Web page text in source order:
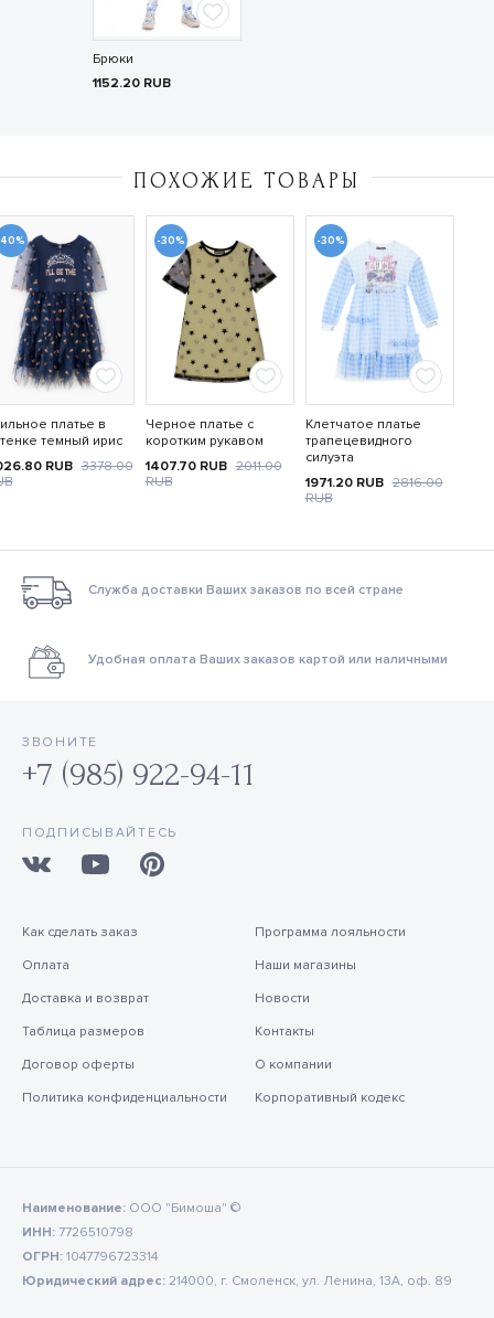
Брюки
1152.20 RUB
ПОХОЖИЕ ТОВАРЫ
платье в
темный ирис
RUB 3378.00
-30%
Черное платье с
коротким рукавом
1407.70 RUB 2011.00
RUB
-30%
Клетчатое платье
трапецевидного
силуэта
1971.20 RUB 2816.00
RUB
Служба доставки Ваших заказов по всей стране
Удобная оплата Ваших заказов картой или наличными
ЗВОНИТЕ
+7 (985) 922-94-11
ПОДПИСЫВАЙТЕСЬ
Как сделать заказ
Оплата
Доставка и возврат
Таблица размеров
Договор оферты
Политика конфиденциальности
Программа лояльности
Наши магазины
Новости
Контакты
О компании
Корпоративный кодекс
Наименование: ООО "Бимоша" ©
ИНН: 7726510798
ОГРН: 1047796723314
Юридический адрес: 214000, г. Смоленск, ул. Ленина, 13А, оф. 89